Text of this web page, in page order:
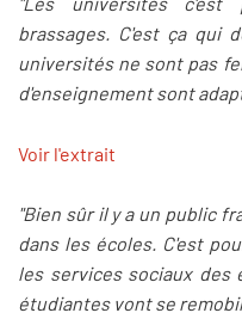
brassages. C'est ça qui
universités ne sont pas
d'enseignement sont
Voir l'extrait
"Bien sûr il y a un public
dans les écoles. C'est
les services sociaux des
étudiantes vont se